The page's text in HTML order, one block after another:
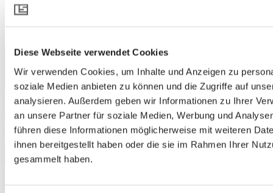
Diese Webseite verwendet Cookies
Wir verwenden Cookies, um Inhalte und Anzeigen zu
soziale Medien anbieten zu können und die Zugriffe auf
analysieren. Außerdem geben wir Informationen zu Ihrer
an unsere Partner für soziale Medien, Werbung und
führen diese Informationen möglicherweise mit weiteren
ihnen bereitgestellt haben oder die sie im Rahmen Ihrer
gesammelt haben.